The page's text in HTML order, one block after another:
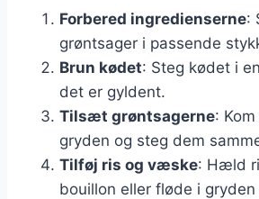
Forbered ingredienserne:
grøntsager i passende
Brun kødet: Steg kødet i
det er gyldent.
Tilsæt grøntsagerne:
gryden og steg dem
Tilføj ris og væske: Hæld
bouillon eller fløde i